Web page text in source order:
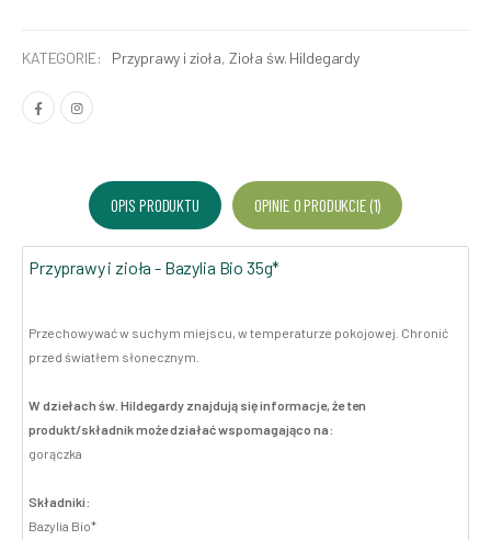
KATEGORIE: Przyprawy i zioła, Zioła św. Hildegardy
OPIS PRODUKTU OPINIE O PRODUKCIE (1)
Przyprawy i zioła - Bazylia Bio 35g*
Przechowywać w suchym miejscu, w temperaturze pokojowej. Chronić
przed światłem słonecznym.
W dziełach św. Hildegardy znajdują się informacje, że ten
produkt/składnik może działać wspomagająco na:
gorączka
Składniki:
Bazylia Bio*